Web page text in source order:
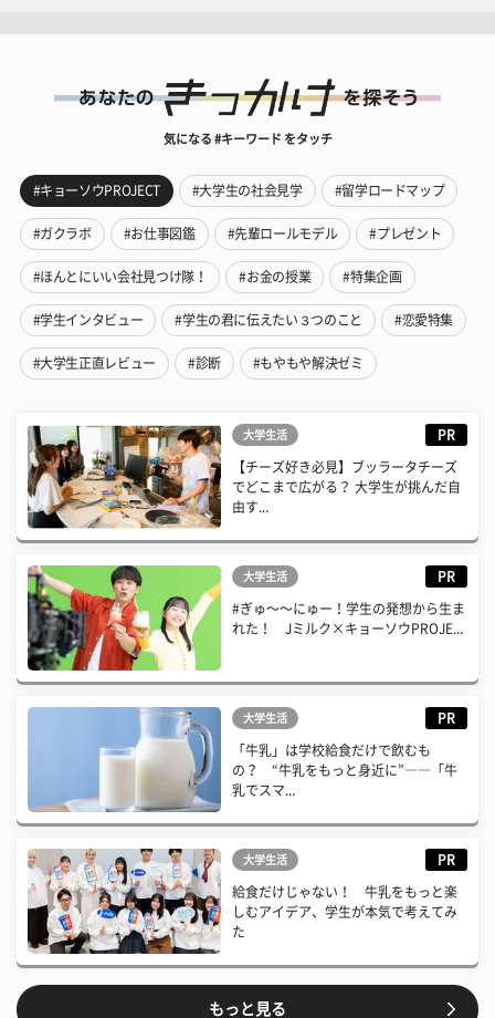
気になる #キーワード をタッチ
#キョーソウPROJECT #大学生の社会見学 #留学ロードマップ
#ガクラボ #お仕事図鑑 #先輩ロールモデル #プレゼント
#ほんとにいい会社見つけ隊！ #お金の授業 #特集企画
#学生インタビュー #学生の君に伝えたい３つのこと #恋愛特集
#大学生正直レビュー #診断 #もやもや解決ゼミ
大学生活 PR
【チーズ好き必見】ブッラータチーズ
でどこまで広がる？ 大学生が挑んだ自
由す...
大学生活 PR
#ぎゅ〜〜にゅー！学生の発想から生ま
れた！ Jミルク×キョーソウPROJE...
大学生活 PR
「牛乳」は学校給食だけで飲むも
の？ “牛乳をもっと身近に”――「牛
乳でスマ...
大学生活 PR
給食だけじゃない！ 牛乳をもっと楽
しむアイデア、学生が本気で考えてみ
た
もっと見る